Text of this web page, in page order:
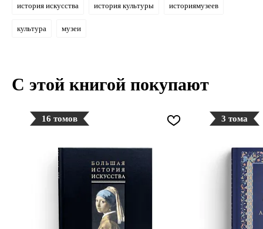
история искусства история культуры историямузеев
культура музеи
С этой книгой покупают
16 томов 3 тома